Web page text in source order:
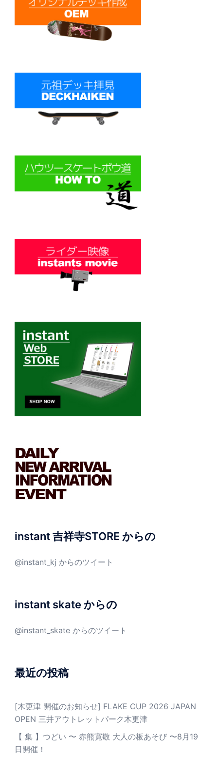
instant 吉祥寺STORE からの
@instant_kj からのツイート
instant skate からの
@instant_skate からのツイート
最近の投稿
[木更津 開催のお知らせ] FLAKE CUP 2026 JAPAN
OPEN 三井アウトレットパーク木更津
【 集 】つどい 〜 赤熊寛敬 大人の板あそび 〜8月19
日開催！